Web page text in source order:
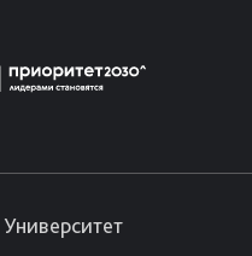
Университет